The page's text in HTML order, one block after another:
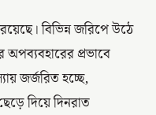
বিভিন্ন জরিপে উঠে
প্রভাবে
জর্জরিত হচ্ছে,
দিয়ে দিনরাত